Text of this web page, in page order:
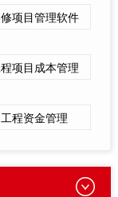
项目管理软件
项目成本管理
工程资金管理